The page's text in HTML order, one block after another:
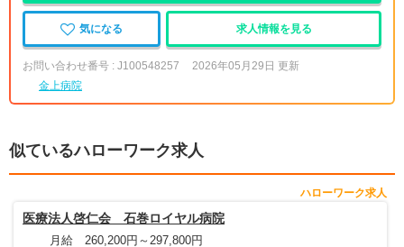
気になる 求人情報を見る
お問い合わせ番号 : J100548257
2026年05月29日 更新
金上病院
似ているハローワーク求人
ハローワーク求人
医療法人啓仁会 石巻ロイヤル病院
月給 260,200円～297,800円